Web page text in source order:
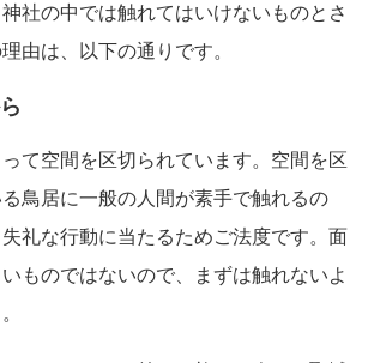
社の中では触れてはいけないものとさ
由は、以下の通りです。
て空間を区切られています。空間を区
鳥居に一般の人間が素手で触れるの
礼な行動に当たるためご法度です。面
ものではないので、まずは触れないよ